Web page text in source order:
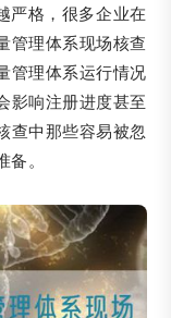
严格，很多企业在
管理体系现场核查
管理体系运行情况
影响注册进度甚至
查中那些容易被忽
。